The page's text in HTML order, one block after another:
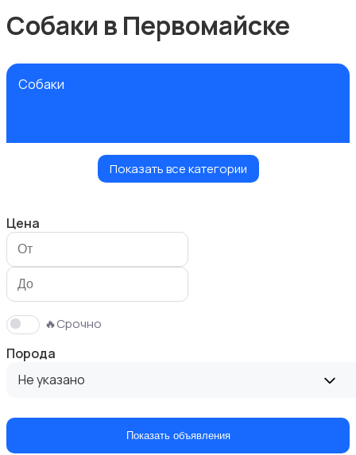
Собаки в Первомайске
Собаки
Птицы
Показать все категории
Цена
🔥Срочно
Порода
Не указано
Показать объявления